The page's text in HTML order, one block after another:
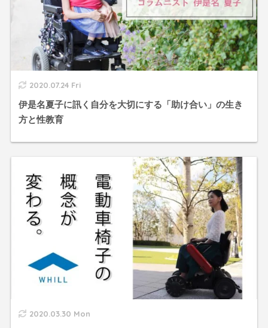
2020.07.24 Fri
伊是名夏子に訊く自分を大切にする「助け合い」の生き
方と性教育
2020.03.30 Mon